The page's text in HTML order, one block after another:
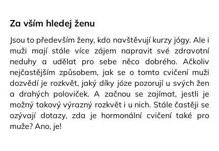
Za vším hledej ženu
Jsou to především ženy, kdo navštěvují kurzy jógy. Ale i
muži mají stále více zájem napravit své zdravotní
neduhy a udělat pro sebe něco dobrého. Ačkoliv
nejčastějším způsobem, jak se o tomto cvičení muži
dozvědí je rozkvět, jaký díky józe pozorují u svých žen
a drahých poloviček. A začnou se zajímat, jestli je
možný takový výrazný rozkvět i u nich. Stále častěji se
ozývají dotazy, zda je hormonální cvičení také pro
muže? Ano, je!
j
í
t
?
HLEDAT